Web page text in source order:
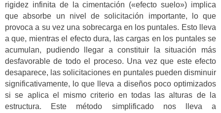
rigidez infinita de la cimentación («efecto suelo») implica
que absorbe un nivel de solicitación importante, lo que
provoca a su vez una sobrecarga en los puntales. Esto lleva
a que, mientras el efecto dura, las cargas en los puntales se
acumulan, pudiendo llegar a constituir la situación más
desfavorable de todo el proceso. Una vez que este efecto
desaparece, las solicitaciones en puntales pueden disminuir
significativamente, lo que lleva a diseños poco optimizados
si se aplica el mismo criterio en todas las alturas de la
estructura. Este método simplificado nos lleva a